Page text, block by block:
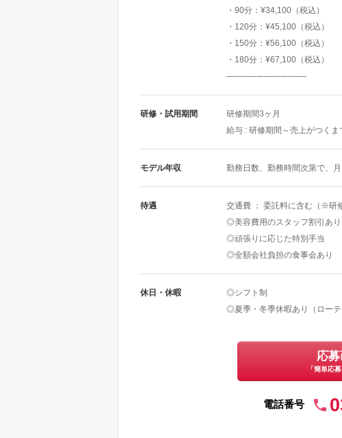
・90分：¥34,100（税込）
・120分：¥45,100（税込）
・150分：¥56,100（税込）
・180分：¥67,100（税込）
─────────────
研修・試用期間
研修期間3ヶ月
給与 : 研修期間～売上がつく
モデル年収 勤務日数、勤務時間次第で、
待遇
交通費 ： 委託料に含む（※研
◎美容費用のスタッフ割引あり
◎頑張りに応じた特別手当
◎全額会社負担の食事会あり
休日・休暇
◎シフト制
◎夏季・冬季休暇あり（ローテ
応
「簡単応
電話番号